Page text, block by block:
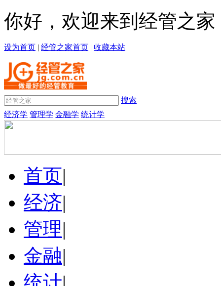
你好，欢迎来到经管之家
设为首页 | 经管之家首页 | 收藏本站
搜索
经济学 管理学 金融学 统计学
首页|
经济|
管理|
金融|